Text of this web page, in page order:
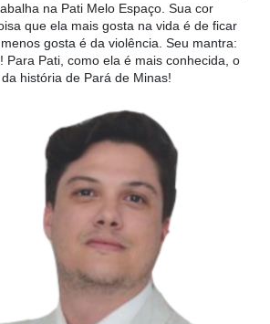
na Pati Melo Espaço. Sua cor
que ela mais gosta na vida é de ficar
gosta é da violência. Seu mantra:
Para Pati, como ela é mais conhecida, o
história de Pará de Minas!